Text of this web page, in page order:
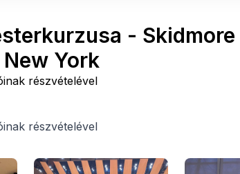
- Skidmore
York
részvételével
részvételével